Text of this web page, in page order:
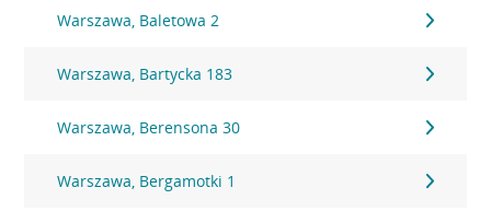
Warszawa, Baletowa 2
Warszawa, Bartycka 183
Warszawa, Berensona 30
Warszawa, Bergamotki 1